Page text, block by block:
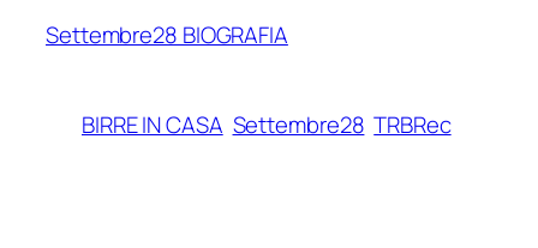
Settembre28 BIOGRAFIA
BIRRE IN CASA Settembre28 TRBRec